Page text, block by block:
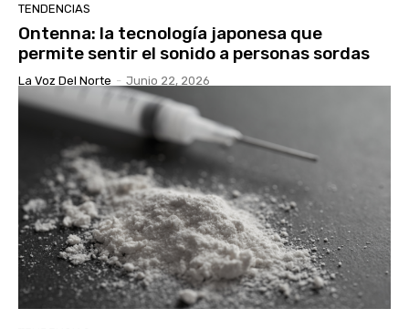
TENDENCIAS
Ontenna: la tecnología japonesa que
permite sentir el sonido a personas sordas
La Voz Del Norte - Junio 22, 2026